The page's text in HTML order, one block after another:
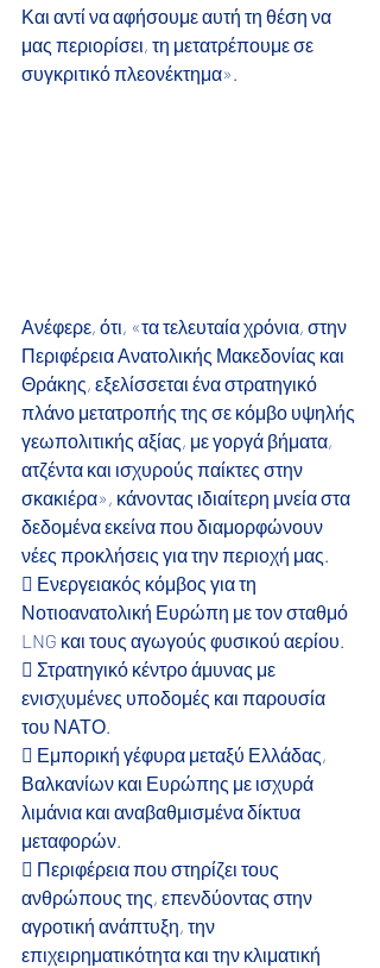
Και αντί να αφήσουμε αυτή τη θέση να
μας περιορίσει, τη μετατρέπουμε σε
συγκριτικό πλεονέκτημα».
Ανέφερε, ότι, «τα τελευταία χρόνια, στην
Περιφέρεια Ανατολικής Μακεδονίας και
Θράκης, εξελίσσεται ένα στρατηγικό
πλάνο μετατροπής της σε κόμβο υψηλής
γεωπολιτικής αξίας, με γοργά βήματα,
ατζέντα και ισχυρούς παίκτες στην
σκακιέρα», κάνοντας ιδιαίτερη μνεία στα
δεδομένα εκείνα που διαμορφώνουν
νέες προκλήσεις για την περιοχή μας.
 Ενεργειακός κόμβος για τη
Νοτιοανατολική Ευρώπη με τον σταθμό
LNG και τους αγωγούς φυσικού αερίου.
 Στρατηγικό κέντρο άμυνας με
ενισχυμένες υποδομές και παρουσία
του ΝΑΤΟ.
 Εμπορική γέφυρα μεταξύ Ελλάδας,
Βαλκανίων και Ευρώπης με ισχυρά
λιμάνια και αναβαθμισμένα δίκτυα
μεταφορών.
 Περιφέρεια που στηρίζει τους
ανθρώπους της, επενδύοντας στην
αγροτική ανάπτυξη, την
επιχειρηματικότητα και την κλιματική